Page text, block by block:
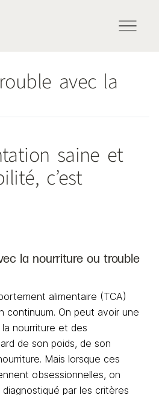
avec la
saine et
c’est
la nourriture ou trouble
alimentaire (TCA)
continuum. On peut avoir une
nourriture et des
de son poids, de son
Mais lorsque ces
obsessionnelles, on
par les critères